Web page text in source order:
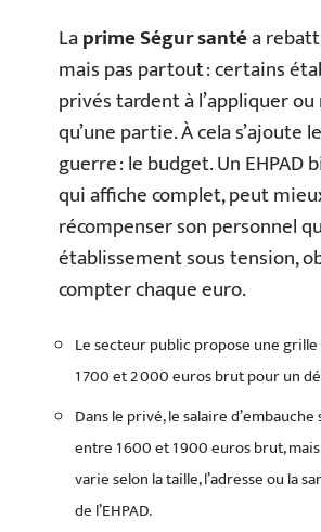
Laprime Ségur santéa
mais pas partout : certains
privés tardent à l’appliquer ou
qu’une partie. À cela s’ajoute
guerre : le budget. Un EHPAD
qui affiche complet, peut
récompenser son personnel
établissement sous tension,
compter chaque euro.
Le secteur public propose une
1 700 et 2 000 euros brut pour un
Dans le privé, le salaire
entre 1 600 et 1 900 euros brut,
varie selon la taille, l’adresse ou la
de l’EHPAD.